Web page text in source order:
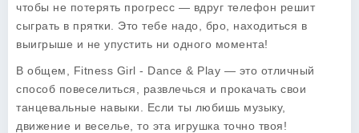
чтобы не потерять прогресс — вдруг телефон решит
сыграть в прятки. Это тебе надо, бро, находиться в
выигрыше и не упустить ни одного момента!
В общем, Fitness Girl - Dance & Play — это отличный
способ повеселиться, развлечься и прокачать свои
танцевальные навыки. Если ты любишь музыку,
движение и веселье, то эта игрушка точно твоя!